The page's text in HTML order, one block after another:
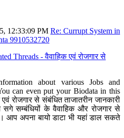
12:33:09 PM Re: Currupt System in
9910532720
Threads - वैवाहिक एवं रोजगार से
about various Jobs and
can even put your Biodata in this
रोजगार से संबंधित ताजातरीन जानकारी
सम्बंधियों के वैवाहिक और रोजगार से
अपना बायो डाटा भी यहां डाल सकते